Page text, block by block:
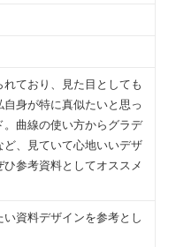
ており、見た目としても
身が特に真似たいと思っ
曲線の使い方からグラデ
、見ていて心地いいデザ
参考資料としてオススメ
資料デザインを参考とし